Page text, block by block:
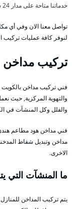
خدماتنا متاحة على مدار 24 ساعة ونعمل بنظام دوريات مرن.
تواصل معنا الان وفي أي
لنوفر كافة عمليات تركيب
تركيب
فني تركيب مداخن بالكويت
والتهوية المركزية, حيث
والفلل وكل المنشآت في
مداخن وتبديل شفاط
الاخرى.
ما المنشآت التي
يتم تركيب المداخن